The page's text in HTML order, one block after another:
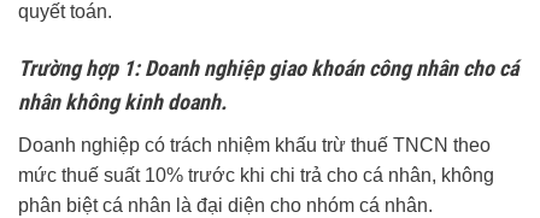
quyết toán.
Trường hợp 1: Doanh nghiệp giao khoán công nhân cho cá
nhân không kinh doanh.
Doanh nghiệp có trách nhiệm khấu trừ thuế TNCN theo
mức thuế suất 10% trước khi chi trả cho cá nhân, không
phân biệt cá nhân là đại diện cho nhóm cá nhân.